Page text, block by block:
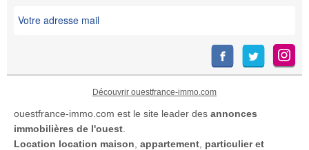
garantie […] Voir l’annonce
immobilière >>
Découvrir ouestfrance-immo.com
ouestfrance-immo.com est le site leader des annonces
immobilières de l'ouest
Location location maison appartement particulier et